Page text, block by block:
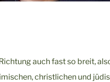
auch fast so breit,
christlichen und